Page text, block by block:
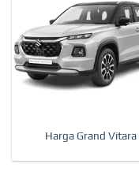
Harga Grand Vitara